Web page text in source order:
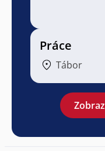
Práce
Tábor